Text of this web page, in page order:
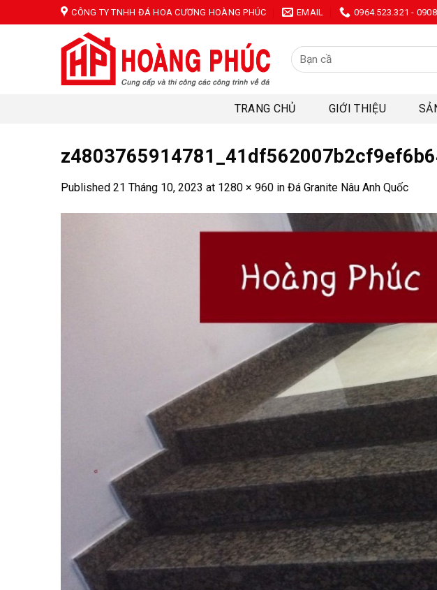
to
CÔNG TY TNHH ĐÁ HOA CƯƠNG HOÀNG PHÚC EMAIL 0964.523.321 -
Tìm
kiếm:
TRANG CHỦ GIỚI THIỆU
Published 21 Tháng 10, 2023 at 1280 × 960 in Đá Granite Nâu Anh Quốc